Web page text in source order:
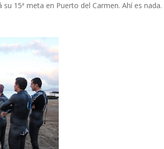
15ª meta en Puerto del Carmen. Ahí es nada.